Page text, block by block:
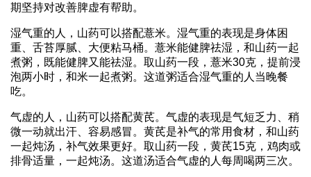
期坚持对改善脾虚有帮助。
湿气重的人，山药可以搭配薏米。湿气重的表现是身体困
重、舌苔厚腻、大便粘马桶。薏米能健脾祛湿，和山药一起
煮粥，既能健脾又能祛湿。取山药一段，薏米30克，提前浸
泡两小时，和米一起煮粥。这道粥适合湿气重的人当晚餐
吃。
气虚的人，山药可以搭配黄芪。气虚的表现是气短乏力、稍
微一动就出汗、容易感冒。黄芪是补气的常用食材，和山药
一起炖汤，补气效果更好。取山药一段，黄芪15克，鸡肉或
排骨适量，一起炖汤。这道汤适合气虚的人每周喝两三次。